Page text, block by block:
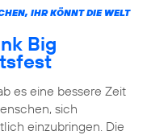
IHR KÖNNT DIE WELT
Big
es eine bessere Zeit
sich
einzubringen. Die